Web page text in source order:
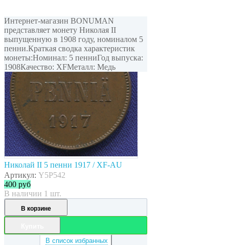
Интернет-магазин BONUMAN
представляет монету Николая II
выпущенную в 1908 году, номиналом 5
пенни.Краткая сводка характеристик
монеты:Номинал: 5 пенниГод выпуска:
1908Качество: XFМеталл: Медь
Николай II 5 пенни 1917 / XF-AU
Артикул: Y5P542
400 руб
В наличии 1 шт.
В корзине
В список избранных